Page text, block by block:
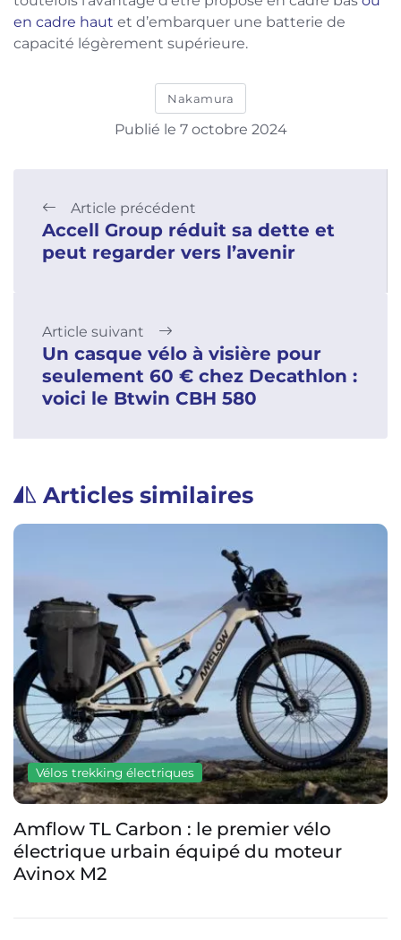
en cadre haut et d’embarquer une batterie de
capacité légèrement supérieure.
Nakamura
Publié le 7 octobre 2024
Article précédent
Accell Group réduit sa dette et
peut regarder vers l’avenir
Article suivant
Un casque vélo à visière pour
seulement 60 € chez Decathlon :
voici le Btwin CBH 580
Articles similaires
Vélos trekking électriques
Amflow TL Carbon : le premier vélo
électrique urbain équipé du moteur
Avinox M2